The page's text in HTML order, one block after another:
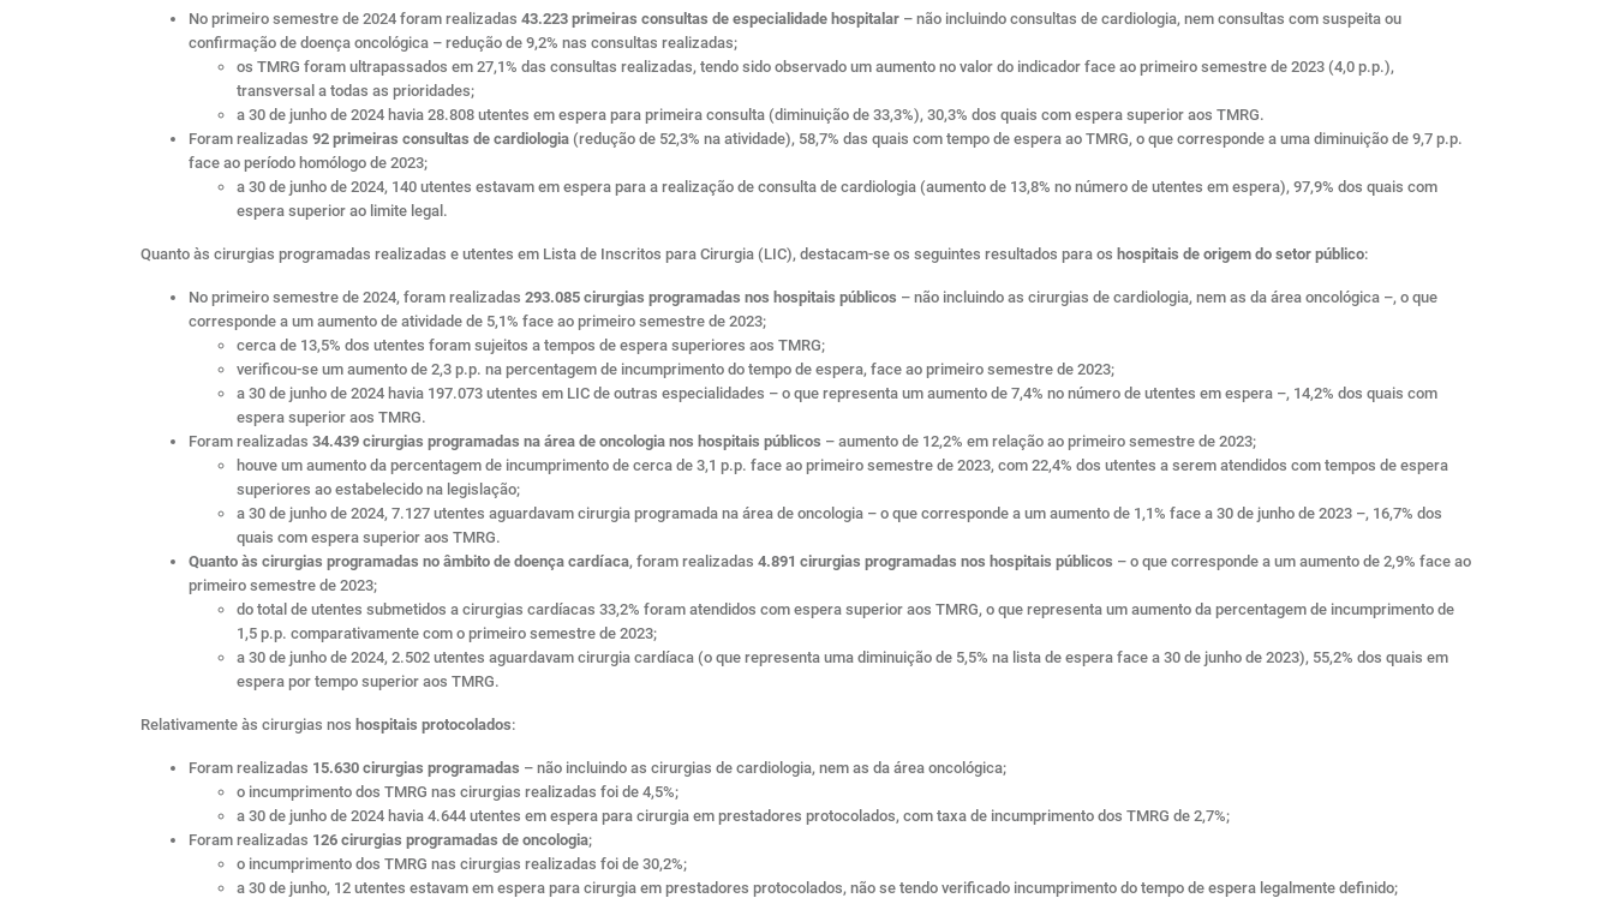
No primeiro semestre de 2024 foram realizadas 43.223 primeiras consultas de especialidade hospitalar – não incluindo consultas de cardiologia, nem consultas com suspeita ou
confirmação de doença oncológica – redução de 9,2% nas consultas realizadas;
os TMRG foram ultrapassados em 27,1% das consultas realizadas, tendo sido observado um aumento no valor do indicador face ao primeiro semestre de 2023 (4,0 p.p.),
transversal a todas as prioridades;
a 30 de junho de 2024 havia 28.808 utentes em espera para primeira consulta (diminuição de 33,3%), 30,3% dos quais com espera superior aos TMRG.
Foram realizadas 92 primeiras consultas de cardiologia (redução de 52,3% na atividade), 58,7% das quais com tempo de espera ao TMRG, o que corresponde a uma diminuição de 9,7 p.p.
face ao período homólogo de 2023;
a 30 de junho de 2024, 140 utentes estavam em espera para a realização de consulta de cardiologia (aumento de 13,8% no número de utentes em espera), 97,9% dos quais com
espera superior ao limite legal.
Quanto às cirurgias programadas realizadas e utentes em Lista de Inscritos para Cirurgia (LIC), destacam-se os seguintes resultados para os hospitais de origem do setor público:
No primeiro semestre de 2024, foram realizadas 293.085 cirurgias programadas nos hospitais públicos – não incluindo as cirurgias de cardiologia, nem as da área oncológica –, o que
corresponde a um aumento de atividade de 5,1% face ao primeiro semestre de 2023;
cerca de 13,5% dos utentes foram sujeitos a tempos de espera superiores aos TMRG;
verificou-se um aumento de 2,3 p.p. na percentagem de incumprimento do tempo de espera, face ao primeiro semestre de 2023;
a 30 de junho de 2024 havia 197.073 utentes em LIC de outras especialidades – o que representa um aumento de 7,4% no número de utentes em espera –, 14,2% dos quais com
espera superior aos TMRG.
Foram realizadas 34.439 cirurgias programadas na área de oncologia nos hospitais públicos – aumento de 12,2% em relação ao primeiro semestre de 2023;
houve um aumento da percentagem de incumprimento de cerca de 3,1 p.p. face ao primeiro semestre de 2023, com 22,4% dos utentes a serem atendidos com tempos de espera
superiores ao estabelecido na legislação;
a 30 de junho de 2024, 7.127 utentes aguardavam cirurgia programada na área de oncologia – o que corresponde a um aumento de 1,1% face a 30 de junho de 2023 –, 16,7% dos
quais com espera superior aos TMRG.
Quanto às cirurgias programadas no âmbito de doença cardíaca, foram realizadas 4.891 cirurgias programadas nos hospitais públicos – o que corresponde a um aumento de 2,9% face ao
primeiro semestre de 2023;
do total de utentes submetidos a cirurgias cardíacas 33,2% foram atendidos com espera superior aos TMRG, o que representa um aumento da percentagem de incumprimento de
1,5 p.p. comparativamente com o primeiro semestre de 2023;
a 30 de junho de 2024, 2.502 utentes aguardavam cirurgia cardíaca (o que representa uma diminuição de 5,5% na lista de espera face a 30 de junho de 2023), 55,2% dos quais em
espera por tempo superior aos TMRG.
Relativamente às cirurgias nos hospitais protocolados:
Foram realizadas 15.630 cirurgias programadas – não incluindo as cirurgias de cardiologia, nem as da área oncológica;
o incumprimento dos TMRG nas cirurgias realizadas foi de 4,5%;
a 30 de junho de 2024 havia 4.644 utentes em espera para cirurgia em prestadores protocolados, com taxa de incumprimento dos TMRG de 2,7%;
Foram realizadas 126 cirurgias programadas de oncologia;
o incumprimento dos TMRG nas cirurgias realizadas foi de 30,2%;
a 30 de junho, 12 utentes estavam em espera para cirurgia em prestadores protocolados, não se tendo verificado incumprimento do tempo de espera legalmente definido;